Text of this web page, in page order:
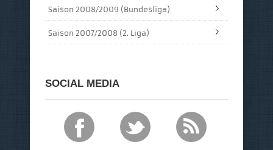
Saison 2008/2009 (Bundesliga)
Saison 2007/2008 (2. Liga)
SOCIAL MEDIA